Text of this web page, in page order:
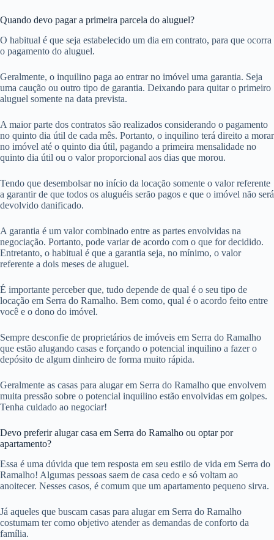
Quando devo pagar a primeira parcela do aluguel?
O habitual é que seja estabelecido um dia em contrato, para que ocorra
o pagamento do aluguel.
Geralmente, o inquilino paga ao entrar no imóvel uma garantia. Seja
uma caução ou outro tipo de garantia. Deixando para quitar o primeiro
aluguel somente na data prevista.
A maior parte dos contratos são realizados considerando o pagamento
no quinto dia útil de cada mês. Portanto, o inquilino terá direito a morar
no imóvel até o quinto dia útil, pagando a primeira mensalidade no
quinto dia útil ou o valor proporcional aos dias que morou.
Tendo que desembolsar no início da locação somente o valor referente
a garantir de que todos os aluguéis serão pagos e que o imóvel não será
devolvido danificado.
A garantia é um valor combinado entre as partes envolvidas na
negociação. Portanto, pode variar de acordo com o que for decidido.
Entretanto, o habitual é que a garantia seja, no mínimo, o valor
referente a dois meses de aluguel.
É importante perceber que, tudo depende de qual é o seu tipo de
locação em Serra do Ramalho. Bem como, qual é o acordo feito entre
você e o dono do imóvel.
Sempre desconfie de proprietários de imóveis em Serra do Ramalho
que estão alugando casas e forçando o potencial inquilino a fazer o
depósito de algum dinheiro de forma muito rápida.
Geralmente as casas para alugar em Serra do Ramalho que envolvem
muita pressão sobre o potencial inquilino estão envolvidas em golpes.
Tenha cuidado ao negociar!
Devo preferir alugar casa em Serra do Ramalho ou optar por
apartamento?
Essa é uma dúvida que tem resposta em seu estilo de vida em Serra do
Ramalho! Algumas pessoas saem de casa cedo e só voltam ao
anoitecer. Nesses casos, é comum que um apartamento pequeno sirva.
Já aqueles que buscam casas para alugar em Serra do Ramalho
costumam ter como objetivo atender as demandas de conforto da
família.